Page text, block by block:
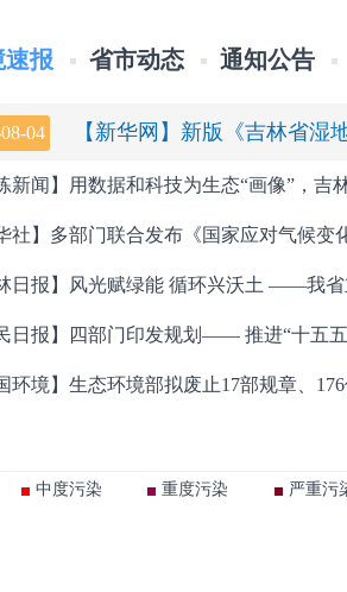
速报 省市动态 通知公告
04
社】多部门联合发布《国家应对气候变
日报】四部门印发规划—— 推进“十五
环境】生态环境部拟废止17部规章、
中度污染 重度污染 严重污